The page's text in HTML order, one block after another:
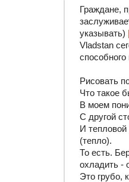
Граждане,
указывать)
Vladstan
Рисовать
Что такое
В моем
С другой
И
(тепло).
То есть.
охладить -
Это грубо,